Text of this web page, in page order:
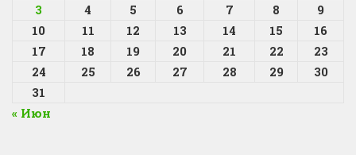
3
4 5 6 7 8
9
10
11 12 13 14 15
16
17
18 19 20 21 22
23
24
25 26 27 28 29
30
31
« Июн